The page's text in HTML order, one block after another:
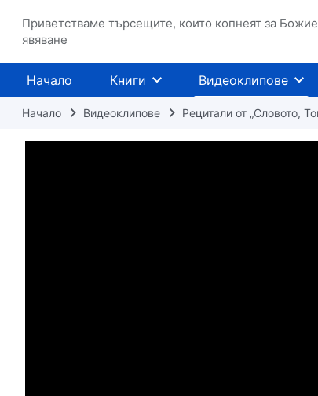
Приветстваме търсещите, които копнеят за
явяване
Начало Книги Видеоклипове
Начало Видеоклипове Рецитали от „Словото,